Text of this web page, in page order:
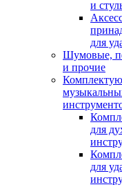
и
для
Шумовые,
и прочие
для
для